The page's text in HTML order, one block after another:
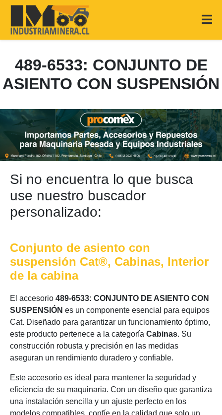
489-6533: CONJUNTO DE
ASIENTO CON SUSPENSIÓN
Si no encuentra lo que busca
use nuestro buscador
personalizado:
Conjunto de asiento con
suspensión Cat®, Cabinas, Interior
de la cabina
El accesorio 489-6533: CONJUNTO DE ASIENTO CON
SUSPENSIÓN es un componente esencial para equipos
Cat. Diseñado para garantizar un funcionamiento óptimo,
este producto pertenece a la categoría Cabinas. Su
construcción robusta y precisión en las medidas
aseguran un rendimiento duradero y confiable.
Este accesorio es ideal para mantener la seguridad y
eficiencia de su maquinaria. Con un diseño que garantiza
una instalación sencilla y un ajuste perfecto en los
modelos compatibles, confíe en la calidad que solo un